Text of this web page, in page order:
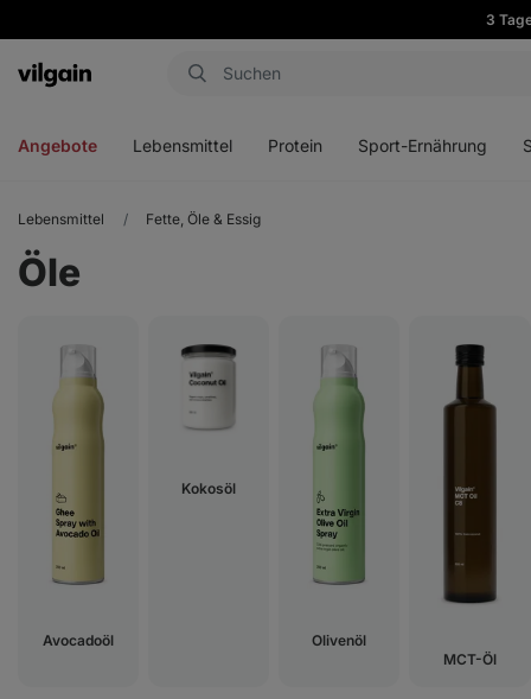
3
Aktin
Angebote Lebensmittel Protein Sport-Ernährung
Lebensmittel Fette, Öle & Essig
Öle
Avocadoöl
Kokosöl
Olivenöl
MCT-Öl